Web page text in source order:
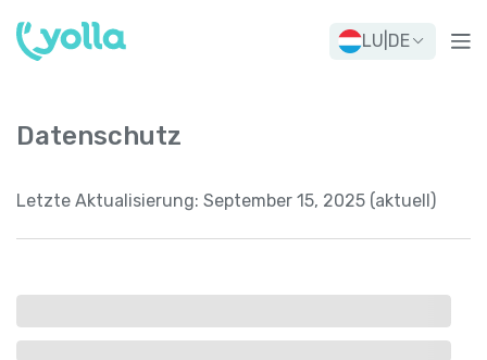
LU DE
Datenschutz
Letzte Aktualisierung: September 15, 2025 (aktuell)